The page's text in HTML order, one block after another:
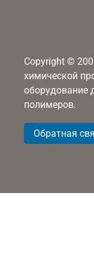
Copyright ©
химической
оборудование
полимеров.
Обратная